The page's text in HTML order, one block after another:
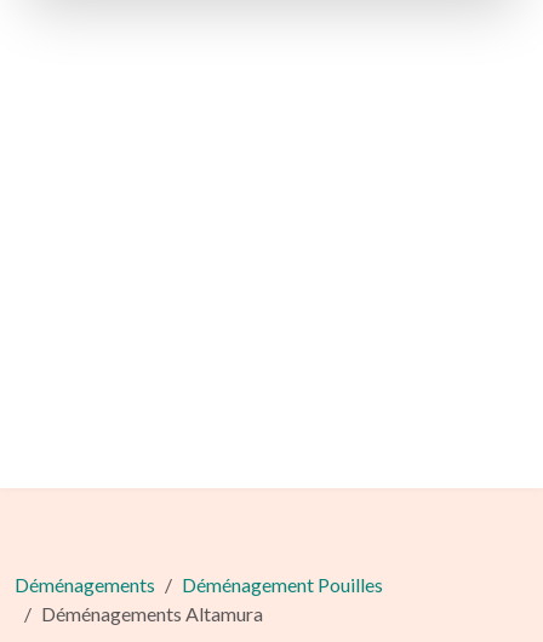
Déménagements
Déménagement Pouilles
Déménagements Altamura